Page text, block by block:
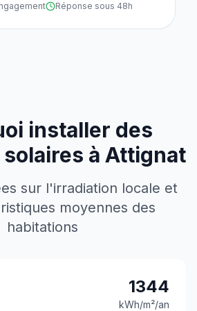
Réponse sous 48h
installer des
à Attignat
sur l'irradiation locale et
moyennes des
habitations
1344
kWh/m²/an